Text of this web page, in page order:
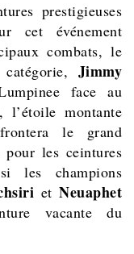
prestigieuses
cet événement
combats, le
Jimmy
face au
, l’étoile montante
le grand
pour les ceintures
les champions
et Neuaphet
vacante du